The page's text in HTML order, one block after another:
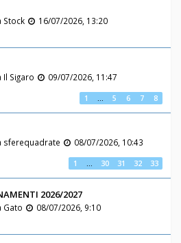
Stock
16/07/2026, 13:20
Il Sigaro
09/07/2026, 11:47
1 5 6 7 8
sferequadrate
08/07/2026, 10:43
1 30 31 32 33
2026/2027
Gato
08/07/2026, 9:10